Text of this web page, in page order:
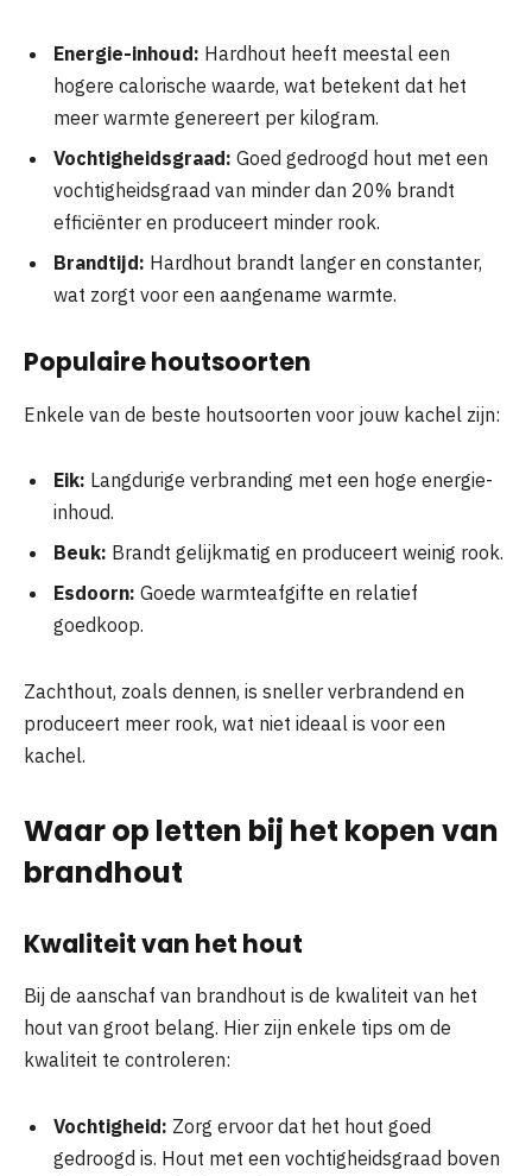
Energie-inhoud: Hardhout heeft meestal een
hogere calorische waarde, wat betekent dat het
meer warmte genereert per kilogram.
Vochtigheidsgraad: Goed gedroogd hout met een
vochtigheidsgraad van minder dan 20% brandt
efficiënter en produceert minder rook.
Brandtijd: Hardhout brandt langer en constanter,
wat zorgt voor een aangename warmte.
Populaire houtsoorten
Enkele van de beste houtsoorten voor jouw kachel zijn:
Eik: Langdurige verbranding met een hoge energie-
inhoud.
Beuk: Brandt gelijkmatig en produceert weinig rook.
Esdoorn: Goede warmteafgifte en relatief
goedkoop.
Zachthout, zoals dennen, is sneller verbrandend en
produceert meer rook, wat niet ideaal is voor een
kachel.
Waar op letten bij het kopen van
brandhout
Kwaliteit van het hout
Bij de aanschaf van brandhout is de kwaliteit van het
hout van groot belang. Hier zijn enkele tips om de
kwaliteit te controleren:
Vochtigheid: Zorg ervoor dat het hout goed
gedroogd is. Hout met een vochtigheidsgraad boven